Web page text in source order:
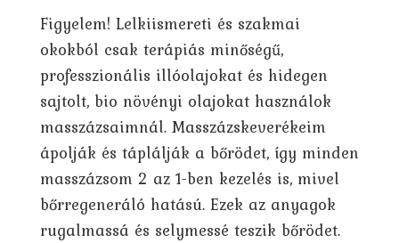
Figyelem! Lelkiismereti és szakmai
okokból csak terápiás minőségű,
professzionális illóolajokat és hidegen
sajtolt, bio növényi olajokat használok
masszázsaimnál. Masszázskeverékeim
ápolják és táplálják a bőrödet, így minden
masszázsom 2 az 1-ben kezelés is, mivel
bőrregeneráló hatású. Ezek az anyagok
rugalmassá és selymessé teszik bőrödet.